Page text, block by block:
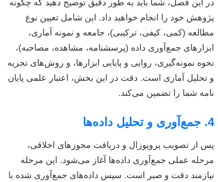
در این فصل، شما باید به طور دقیق توضیح دهید که چگونه
پژوهش خود را انجام خواهید داد. این شامل تعیین نوع
مطالعه (کمی، کیفی، ترکیبی)، جامعه و نمونه آماری،
ابزارهای جمع‌آوری داده (پرسشنامه، مشاهده، مصاحبه)،
نحوه نمونه‌گیری، روایی و پایایی ابزارها، و روش‌های تجزیه
و تحلیل آماری است. دقت در این بخش، اعتبار علمی پایان
نامه شما را تضمین می‌کند.
4. جمع‌آوری و تحلیل داده‌ها
پس از تصویب پروپوزال و دریافت مجوزهای اخلاقی،
مرحله عملی جمع‌آوری داده‌ها آغاز می‌شود. این مرحله
نیازمند دقت و صبر است. سپس داده‌های جمع‌آوری شده با